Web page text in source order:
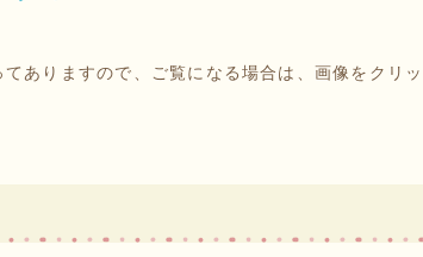
ありますので、ご覧になる場合は、画像をクリッ